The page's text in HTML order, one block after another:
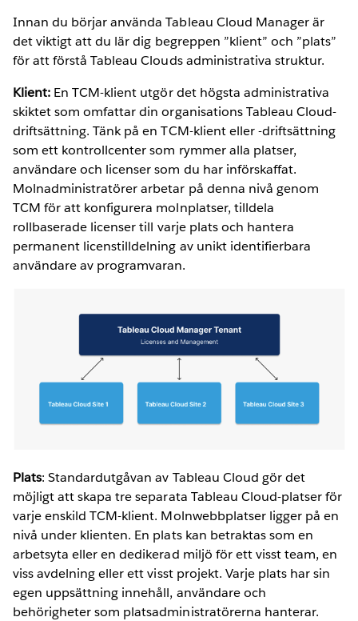
Innan du börjar använda Tableau Cloud Manager är
det viktigt att du lär dig begreppen ”klient” och ”plats”
för att förstå Tableau Clouds administrativa struktur.
Klient: En TCM-klient utgör det högsta administrativa
skiktet som omfattar din organisations Tableau Cloud-
driftsättning. Tänk på en TCM-klient eller -driftsättning
som ett kontrollcenter som rymmer alla platser,
användare och licenser som du har införskaffat.
Molnadministratörer arbetar på denna nivå genom
TCM för att konfigurera molnplatser, tilldela
rollbaserade licenser till varje plats och hantera
permanent licenstilldelning av unikt identifierbara
användare av programvaran.
Plats: Standardutgåvan av Tableau Cloud gör det
möjligt att skapa tre separata Tableau Cloud-platser för
varje enskild TCM-klient. Molnwebbplatser ligger på en
nivå under klienten. En plats kan betraktas som en
arbetsyta eller en dedikerad miljö för ett visst team, en
viss avdelning eller ett visst projekt. Varje plats har sin
egen uppsättning innehåll, användare och
behörigheter som platsadministratörerna hanterar.